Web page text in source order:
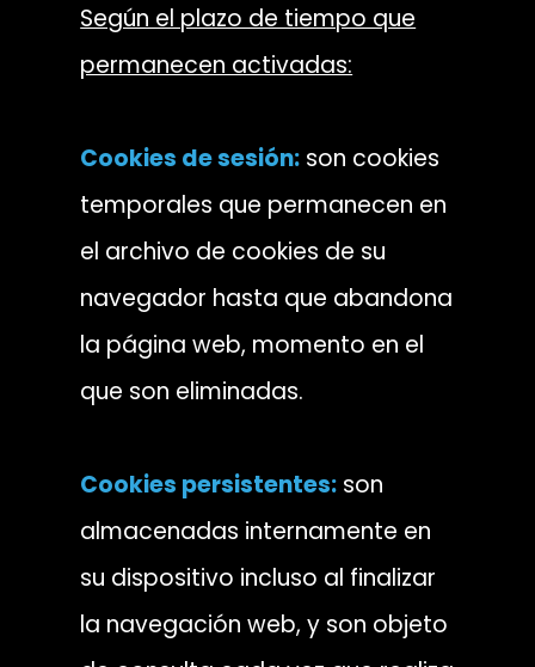
Según el plazo de tiempo que
permanecen activadas:
Cookies de sesión: son cookies
temporales que permanecen en
el archivo de cookies de su
navegador hasta que abandona
la página web, momento en el
que son eliminadas.
Cookies persistentes: son
almacenadas internamente en
su dispositivo incluso al finalizar
la navegación web, y son objeto